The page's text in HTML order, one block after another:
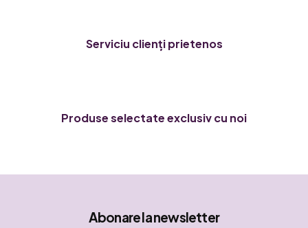
l
o
Serviciu clienți prietenos
Produse selectate exclusiv cu noi
Abonare la newsletter